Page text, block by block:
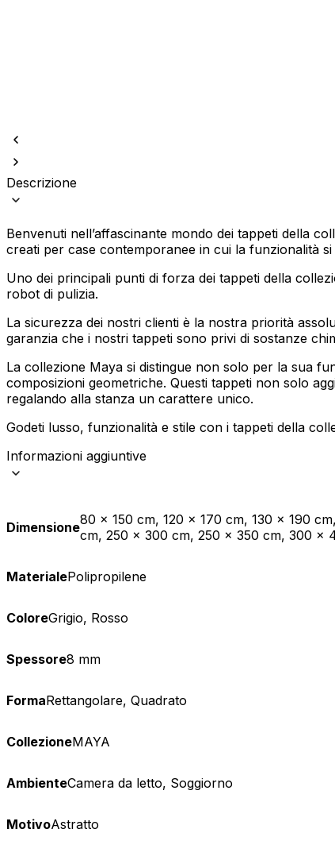
Descrizione
Benvenuti nell’affascinante mondo dei tappeti della
creati per case contemporanee in cui la funzionalità si
Uno dei principali punti di forza dei tappeti della
robot di pulizia.
La sicurezza dei nostri clienti è la nostra priorità
garanzia che i nostri tappeti sono privi di sostanze
La collezione Maya si distingue non solo per la sua
composizioni geometriche. Questi tappeti non solo
regalando alla stanza un carattere unico.
Godeti lusso, funzionalità e stile con i tappeti della
Informazioni aggiuntive
Dimensione80 x 150 cm, 120 x 170 cm, 130 x 190
cm, 250 x 300 cm, 250 x 350 cm, 300 x
MaterialePolipropilene
ColoreGrigio, Rosso
Spessore8 mm
FormaRettangolare, Quadrato
CollezioneMAYA
AmbienteCamera da letto, Soggiorno
MotivoAstratto
Preferenze
I cookie relativi alle
esempio la tua lingua
Statistica
I cookie di marketing
interessanti per i singoli